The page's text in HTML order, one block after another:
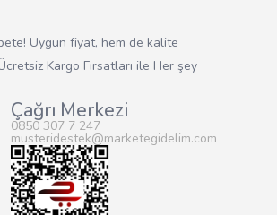
Uygun fiyat, hem de kalite
Kargo Fırsatları ile Her şey
Çağrı Merkezi
0850 307 7 247
musteridestek@marketegidelim.com